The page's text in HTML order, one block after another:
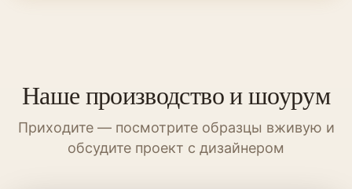
Наше производство и шоурум
Приходите — посмотрите образцы вживую и
обсудите проект с дизайнером